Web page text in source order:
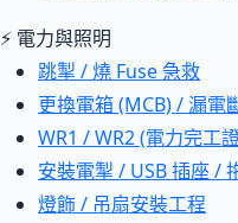
⚡ 電力與照明
跳掣 / 燒 Fuse 急救
更換電箱 (MCB) / 漏電
WR1 / WR2 (電力完工
安裝電掣 / USB 插座 /
燈飾 / 吊扇安裝工程